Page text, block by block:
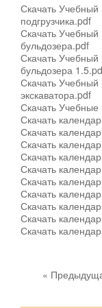
Скачать Учебный
подгрузчика.pdf
Скачать
бульдозера.pdf
Скачать
бульдозера
Скачать
экскаватора.pdf
Скачать
Скачать
Скачать
Скачать
Скачать
Скачать
Скачать
Скачать
Скачать
Скачать
Скачать
«